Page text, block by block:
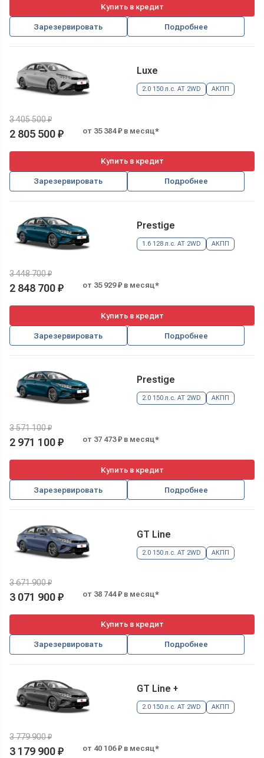
Купить в кредит
Зарезервировать Подробнее
Luxe
2.0 150 л.с. AT 2WD АКПП
3 405 500 ₽
2 805 500 ₽ от 35 384 ₽ в месяц*
Купить в кредит
Зарезервировать Подробнее
Prestige
1.6 128 л.с. AT 2WD АКПП
3 448 700 ₽
2 848 700 ₽ от 35 929 ₽ в месяц*
Купить в кредит
Зарезервировать Подробнее
Prestige
2.0 150 л.с. AT 2WD АКПП
3 571 100 ₽
2 971 100 ₽ от 37 473 ₽ в месяц*
Купить в кредит
Зарезервировать Подробнее
GT Line
2.0 150 л.с. AT 2WD АКПП
3 671 900 ₽
3 071 900 ₽ от 38 744 ₽ в месяц*
Купить в кредит
Зарезервировать Подробнее
GT Line +
2.0 150 л.с. AT 2WD АКПП
3 779 900 ₽
3 179 900 ₽ от 40 106 ₽ в месяц*